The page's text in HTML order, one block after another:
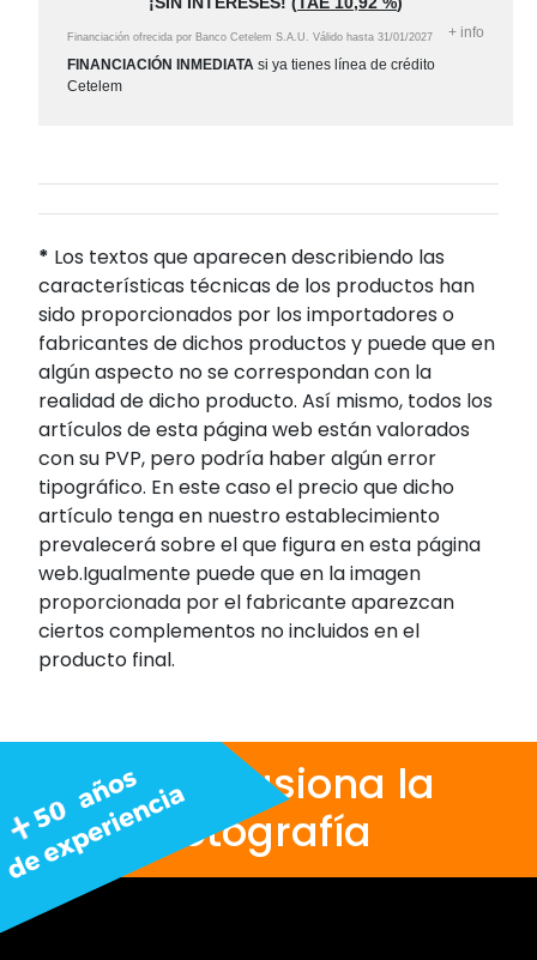
Financiación ofrecida por Banco Cetelem S.A.U. Válido hasta 31/01/2027 + info
FINANCIACIÓN INMEDIATA si ya tienes línea de crédito
Cetelem
* Los textos que aparecen describiendo las
características técnicas de los productos han
sido proporcionados por los importadores o
fabricantes de dichos productos y puede que en
algún aspecto no se correspondan con la
realidad de dicho producto. Así mismo, todos los
artículos de esta página web están valorados
con su PVP, pero podría haber algún error
tipográfico. En este caso el precio que dicho
artículo tenga en nuestro establecimiento
prevalecerá sobre el que figura en esta página
web.Igualmente puede que en la imagen
proporcionada por el fabricante aparezcan
ciertos complementos no incluidos en el
producto final.
Nos apasiona la
fotografía